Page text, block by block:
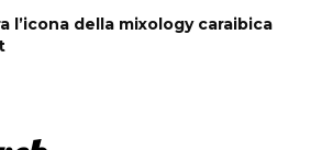
l’icona della mixology caraibica